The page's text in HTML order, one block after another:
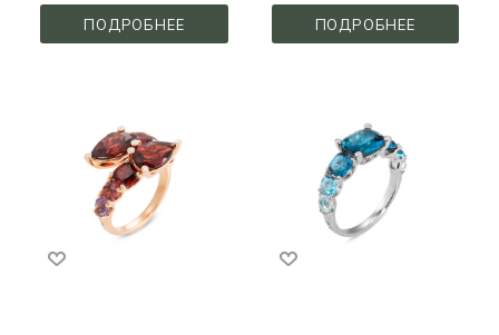
ПОДРОБНЕЕ ПОДРОБНЕЕ